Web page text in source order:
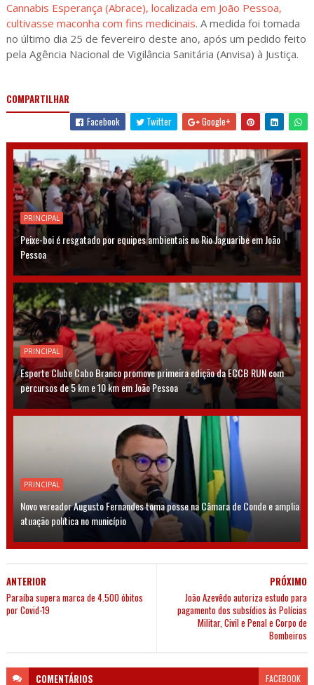
Cannabis Esperança (Abrace), localizada em João Pessoa,
cultivasse maconha com fins medicinais. A medida foi tomada
no último dia 25 de fevereiro deste ano, após um pedido feito
pela Agência Nacional de Vigilância Sanitária (Anvisa) à Justiça.
COMPARTILHAR
Facebook
Twitter Google+
PRINCIPAL
Peixe-boi é resgatado por equipes ambientais no Rio Jaguaribe em João
Pessoa
PRINCIPAL
Esporte Clube Cabo Branco promove primeira edição da ECCB RUN com
percursos de 5 km e 10 km em João Pessoa
PRINCIPAL
Novo vereador Augusto Fernandes toma posse na Câmara de Conde e amplia
atuação política no município
PRÓXIMO
João Azevêdo autoriza estudo para
pagamento dos subsídios às Polícias
Militar, Civil e Penal e Corpo de
Bombeiros
ANTERIOR
Paraíba supera marca de 4.500 óbitos
por Covid-19
COMENTÁRIOS FACEBOOK